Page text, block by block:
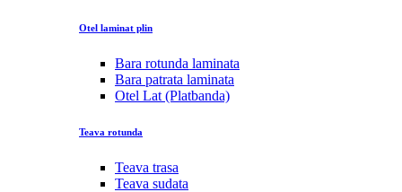
Otel laminat plin
Bara rotunda laminata
Bara patrata laminata
Otel Lat (Platbanda)
Teava rotunda
Teava trasa
Teava sudata